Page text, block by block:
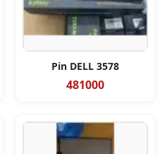
Pin DELL 3578
481000